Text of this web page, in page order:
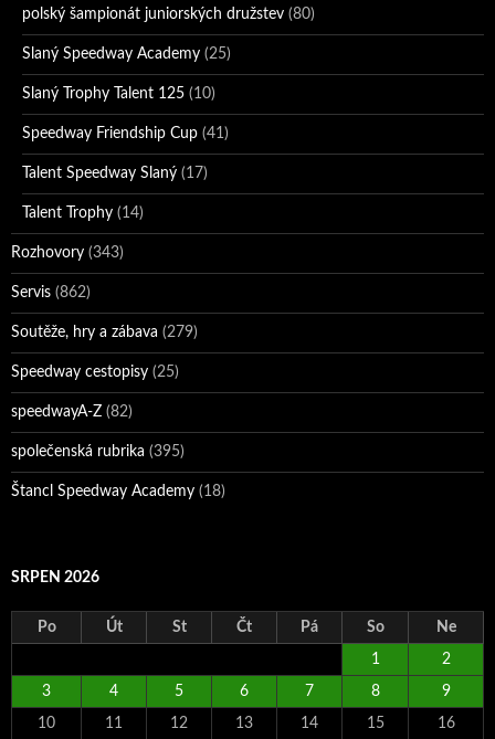
polský šampionát juniorských družstev (80)
Slaný Speedway Academy (25)
Slaný Trophy Talent 125 (10)
Speedway Friendship Cup (41)
Talent Speedway Slaný (17)
Talent Trophy (14)
Rozhovory (343)
Servis (862)
Soutěže, hry a zábava (279)
Speedway cestopisy (25)
speedwayA-Z (82)
společenská rubrika (395)
Štancl Speedway Academy (18)
SRPEN 2026
Po Út St Čt Pá So Ne
1 2
3 4 5 6 7 8 9
10 11 12 13 14 15 16